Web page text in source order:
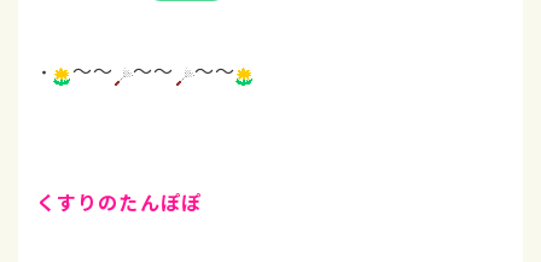
・ ～～ ～～ ～～
くすりのたんぽぽ